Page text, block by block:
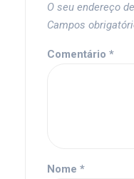
O seu endereço
Campos
Comentário *
Nome *